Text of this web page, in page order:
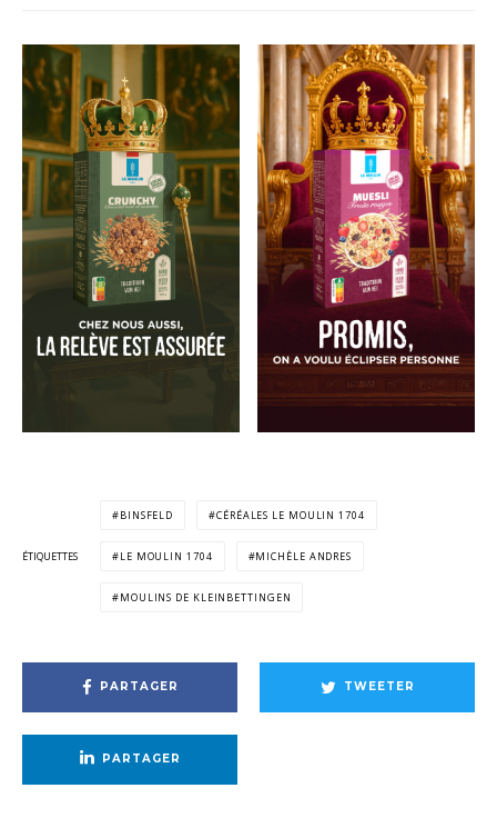
ÉTIQUETTES
BINSFELD CÉRÉALES LE MOULIN 1704
LE MOULIN 1704 MICHÈLE ANDRES
MOULINS DE KLEINBETTINGEN
PARTAGER TWEETER
PARTAGER